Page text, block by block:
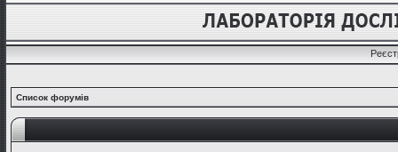
Список форумів